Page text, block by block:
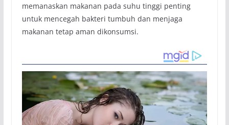
memanaskan makanan pada suhu tinggi penting
untuk mencegah bakteri tumbuh dan menjaga
makanan tetap aman dikonsumsi.